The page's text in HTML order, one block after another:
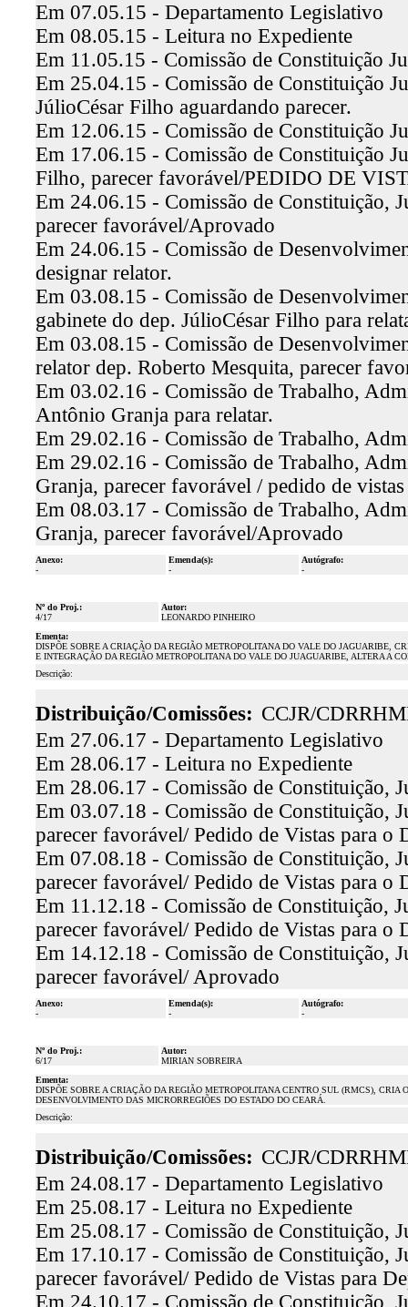
Em 07.05.15 - Departamento Legislativo
Em 08.05.15 - Leitura no Expediente
Em 11.05.15 - Comissão de Constituição
Em 25.04.15 - Comissão de Constituição
JúlioCésar Filho aguardando parecer.
Em 12.06.15 - Comissão de Constituição
Em 17.06.15 - Comissão de Constituição
Filho, parecer favorável/PEDIDO DE
Em 24.06.15 - Comissão de Constituição,
parecer favorável/Aprovado
Em 24.06.15 - Comissão de
designar relator.
Em 03.08.15 - Comissão de
gabinete do dep. JúlioCésar Filho para
Em 03.08.15 - Comissão de
relator dep. Roberto Mesquita, parecer
Em 03.02.16 - Comissão de Trabalho,
Antônio Granja para relatar.
Em 29.02.16 - Comissão de Trabalho,
Em 29.02.16 - Comissão de Trabalho,
Granja, parecer favorável / pedido de
Em 08.03.17 - Comissão de Trabalho,
Granja, parecer favorável/Aprovado
Anexo:
-
Emenda(s):
-
Autógrafo:
-
Nº do Proj.:
4/17
Autor:
LEONARDO PINHEIRO
Ementa:
DISPÕE SOBRE A CRIAÇÃO DA REGIÃO METROPOLITANA DO VALE DO JAGUARIBE,
E INTEGRAÇÃO DA REGIÃO METROPOLITANA DO VALE DO JUAGUARIBE, ALTERA A
Descrição:
Distribuição/Comissões: CCJR/
Em 27.06.17 - Departamento Legislativo
Em 28.06.17 - Leitura no Expediente
Em 28.06.17 - Comissão de Constituição,
Em 03.07.18 - Comissão de Constituição,
parecer favorável/ Pedido de Vistas para o
Em 07.08.18 - Comissão de Constituição,
parecer favorável/ Pedido de Vistas para o
Em 11.12.18 - Comissão de Constituição,
parecer favorável/ Pedido de Vistas para o
Em 14.12.18 - Comissão de Constituição,
parecer favorável/ Aprovado
Anexo:
-
Emenda(s):
-
Autógrafo:
-
Nº do Proj.:
6/17
Autor:
MIRIAN SOBREIRA
Ementa:
DISPÕE SOBRE A CRIAÇÃO DA REGIÃO METROPOLITANA CENTRO SUL (RMCS),
DESENVOLVIMENTO DAS MICRORREGIÕES DO ESTADO DO CEARÁ.
Descrição:
Distribuição/Comissões: CCJR/
Em 24.08.17 - Departamento Legislativo
Em 25.08.17 - Leitura no Expediente
Em 25.08.17 - Comissão de Constituição,
Em 17.10.17 - Comissão de Constituição,
parecer favorável/ Pedido de Vistas para
Em 24.10.17 - Comissão de Constituição,